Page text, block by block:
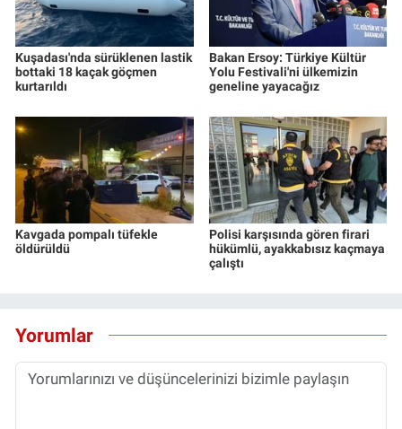
Kuşadası'nda sürüklenen lastik
bottaki 18 kaçak göçmen
kurtarıldı
Bakan Ersoy: Türkiye Kültür
Yolu Festivali'ni ülkemizin
geneline yayacağız
Kavgada pompalı tüfekle
öldürüldü
Polisi karşısında gören firari
hükümlü, ayakkabısız kaçmaya
çalıştı
Yorumlar